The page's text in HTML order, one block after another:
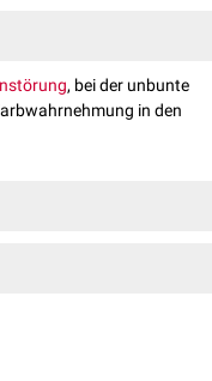
, bei der unbunte
in den
–
2007